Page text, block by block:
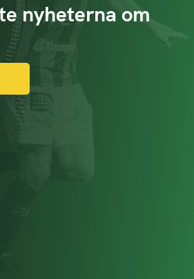
nyheterna om